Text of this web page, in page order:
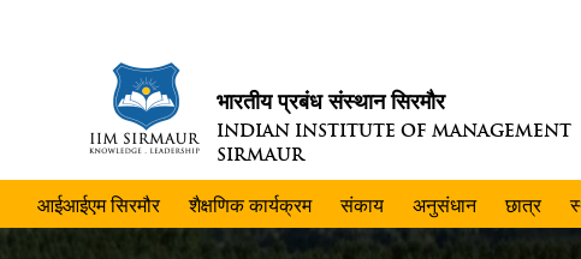
भारतीय प्रबंध संस्थान सिरमौर
INDIAN INSTITUTE OF MANAGEMENT
SIRMAUR
आईआईएम सिरमौर शैक्षणिक कार्यक्रम संकाय अनुसंधान छात्र